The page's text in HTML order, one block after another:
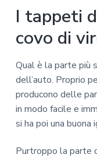
I tappeti
covo di
Qual è la parte più
dell’auto. Proprio
producono delle
in modo facile e
si ha poi una buona
Purtroppo la parte